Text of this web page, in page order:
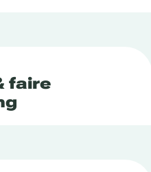
faire